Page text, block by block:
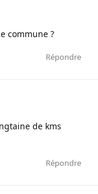
commune ?
Répondre
de kms
Répondre